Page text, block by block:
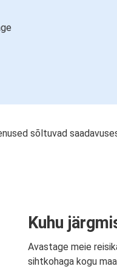
sõltuvad
Kuhu
Avastage meie
sihtkohaga kogu